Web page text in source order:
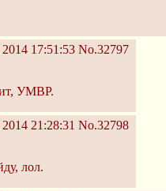
17:51:53 No.32797
УМВР.
21:28:31 No.32798
лол.